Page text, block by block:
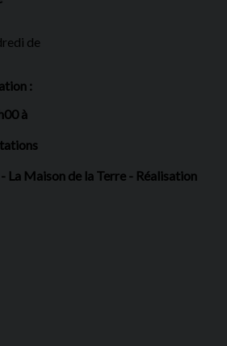
de
:
à
Maison de la Terre - Réalisation